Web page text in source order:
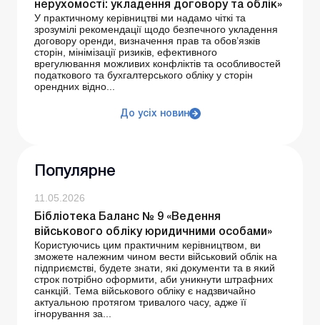
нерухомості: укладення договору та облік»
У практичному керівництві ми надамо чіткі та
зрозумілі рекомендації щодо безпечного укладення
договору оренди, визначення прав та обов’язків
сторін, мінімізації ризиків, ефективного
врегулювання можливих конфліктів та особливостей
податкового та бухгалтерського обліку у сторін
орендних відно...
До усіх новин
Популярне
11.05.2026
Бібліотека Баланс № 9 «Ведення
військового обліку юридичними особами»
Користуючись цим практичним керівництвом, ви
зможете належним чином вести військовий облік на
підприємстві, будете знати, які документи та в який
строк потрібно оформити, аби уникнути штрафних
санкцій. Тема військового обліку є надзвичайно
актуальною протягом тривалого часу, адже її
ігнорування за...